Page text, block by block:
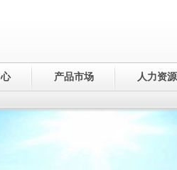
产品市场 人力资源